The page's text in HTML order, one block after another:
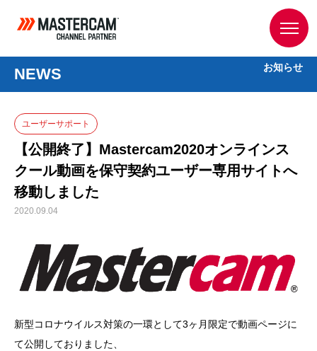
NEWS お知らせ
ユーザーサポート
【公開終了】Mastercam2020オンラインス
クール動画を保守契約ユーザー専用サイトへ
移動しました
2020.09.04
新型コロナウイルス対策の一環として3ヶ月限定で動画ページに
て公開しておりました、